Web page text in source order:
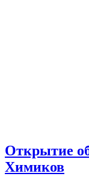
Открытие
Химиков